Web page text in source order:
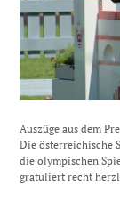
Auszüge aus dem
Die österreichische
die olympischen
gratuliert recht